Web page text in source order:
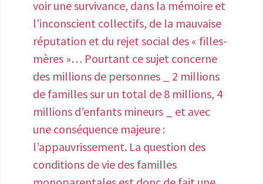
l’endométriose. L’enjeu n°1 : Faire
connaître et sensibiliser le grand public
à l’endométriose • Favoriser et
routiniser le remplacement de la
terminologie « femme » par « personne
menstruée » pour inclure les personnes
transgenres dans le périmètre de toute
nouvelle politique publique de santé ou
de recherche sur l’endométriose. •
Mettre en place une meilleure
voir une survivance, dans la mémoire et
l’inconscient collectifs, de la mauvaise
réputation et du rejet social des « filles-
mères »… Pourtant ce sujet concerne
des millions de personnes _ 2 millions
de familles sur un total de 8 millions, 4
millions d’enfants mineurs _ et avec
une conséquence majeure :
l’appauvrissement. La question des
conditions de vie des familles